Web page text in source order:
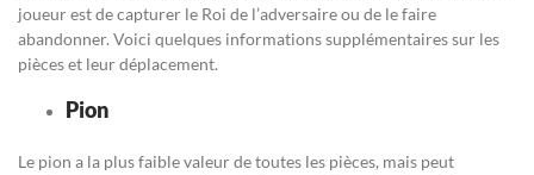
joueur est de capturer le Roi de l’adversaire ou de le faire
abandonner. Voici quelques informations supplémentaires sur les
pièces et leur déplacement.
Pion
Le pion a la plus faible valeur de toutes les pièces, mais peut